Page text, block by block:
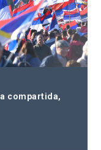
compartida,